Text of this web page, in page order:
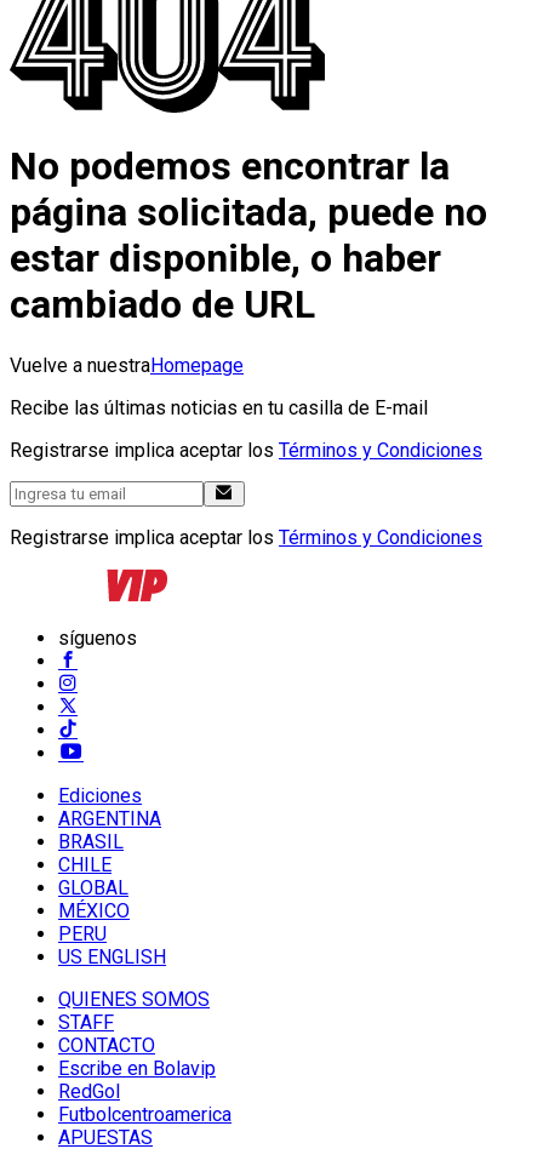
No podemos encontrar la
página solicitada, puede no
estar disponible, o haber
cambiado de URL
Vuelve a nuestraHomepage
Recibe las últimas noticias en tu casilla de E-mail
Registrarse implica aceptar los Términos y Condiciones
Registrarse implica aceptar los Términos y Condiciones
síguenos
Ediciones
ARGENTINA
BRASIL
CHILE
GLOBAL
MÉXICO
PERU
US ENGLISH
QUIENES SOMOS
STAFF
CONTACTO
Escribe en Bolavip
RedGol
Futbolcentroamerica
APUESTAS